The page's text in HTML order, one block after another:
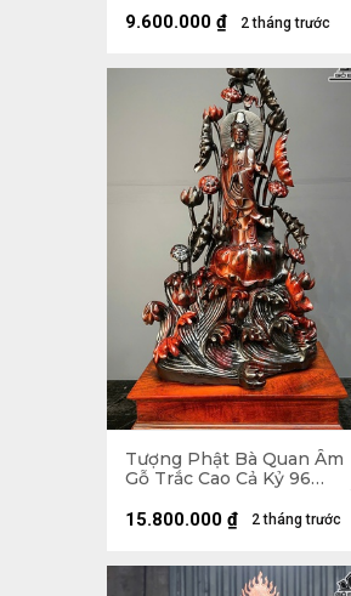
2 tháng trước
9.600.000 ₫
Tượng Phật Bà Quan Âm
Gỗ Trắc Cao Cả Kỷ 96
Cao 12 (cm)
2 tháng trước
15.800.000 ₫